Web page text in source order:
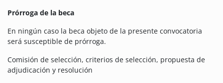
Prórroga de la beca
En ningún caso la beca objeto de la presente convocatoria
será susceptible de prórroga.
Comisión de selección, criterios de selección, propuesta de
adjudicación y resolución